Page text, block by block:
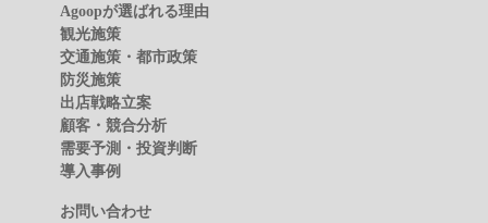
Agoopが選ばれる理由
観光施策
交通施策・都市政策
防災施策
出店戦略立案
顧客・競合分析
需要予測・投資判断
導入事例
お問い合わせ